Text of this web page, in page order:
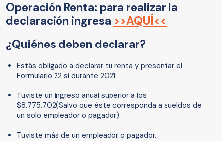
Operación Renta: para realizar la
declaración ingresa >>AQUÍ<<
¿Quiénes deben declarar?
Estás obligado a declarar tu renta y presentar el
Formulario 22 si durante 2021:
Tuviste un ingreso anual superior a los
$8.775.702(Salvo que éste corresponda a sueldos de
un solo empleador o pagador).
Tuviste más de un empleador o pagador.